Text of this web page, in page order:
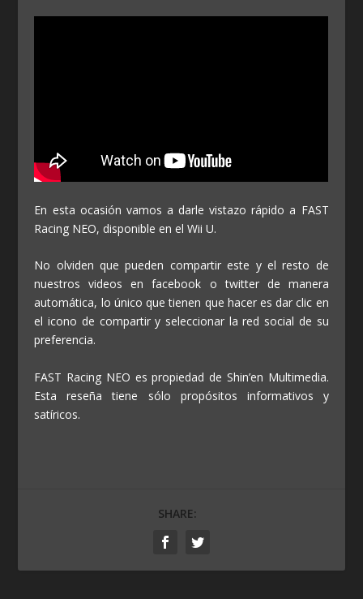
En esta ocasión vamos a darle vistazo rápido a FAST
Racing NEO, disponible en el Wii U.
No olviden que pueden compartir este y el resto de
nuestros videos en facebook o twitter de manera
automática, lo único que tienen que hacer es dar clic en
el icono de compartir y seleccionar la red social de su
preferencia.
FAST Racing NEO es propiedad de Shin’en Multimedia.
Esta reseña tiene sólo propósitos informativos y
satíricos.
SHARE: